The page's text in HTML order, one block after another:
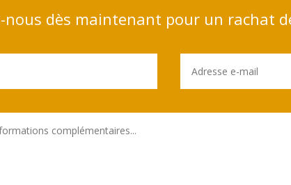
nous dès maintenant pour un rachat